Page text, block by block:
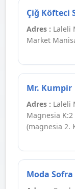
Çiğ Köfteci
Adres : Laleli
Market
Mr. Kumpir
Adres : Laleli
Magnesia
(magnesia 2.
Moda Sofra